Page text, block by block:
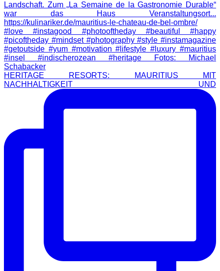
HERITAGE RESORTS: MAURITIUS MIT
NACHHALTIGKEIT UND